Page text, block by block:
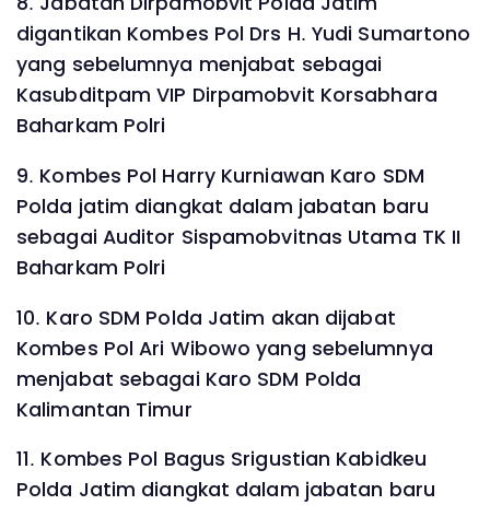
digantikan Kombes Pol Drs H. Yudi Sumartono
yang sebelumnya menjabat sebagai
Kasubditpam VIP Dirpamobvit Korsabhara
Baharkam Polri
9. Kombes Pol Harry Kurniawan Karo SDM
Polda jatim diangkat dalam jabatan baru
sebagai Auditor Sispamobvitnas Utama TK II
Baharkam Polri
10. Karo SDM Polda Jatim akan dijabat
Kombes Pol Ari Wibowo yang sebelumnya
menjabat sebagai Karo SDM Polda
Kalimantan Timur
11. Kombes Pol Bagus Srigustian Kabidkeu
Polda Jatim diangkat dalam jabatan baru